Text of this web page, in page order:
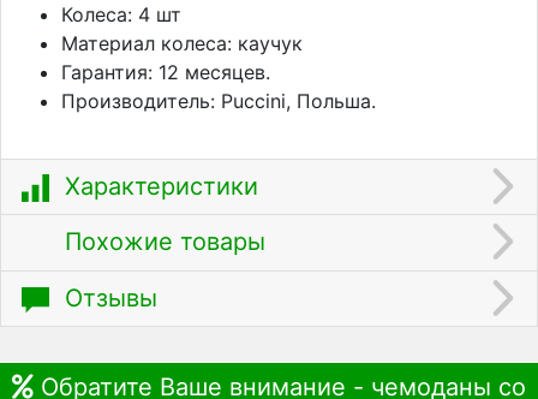
Колеса: 4 шт
Материал колеса: каучук
Гарантия: 12 месяцев.
Производитель: Puccini, Польша.
Характеристики
Похожие товары
Отзывы
Обратите Ваше внимание - чемоданы со